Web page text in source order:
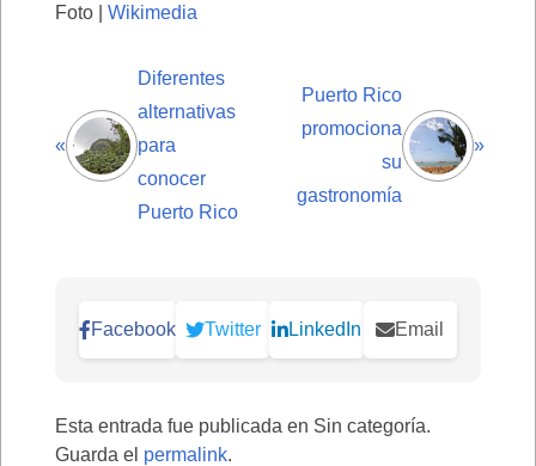
Foto | Wikimedia
«
Diferentes
alternativas
para
conocer
Puerto Rico
Puerto Rico
promociona
su
gastronomía
»
Facebook Twitter LinkedIn Email
Esta entrada fue publicada en Sin categoría.
Guarda el permalink.